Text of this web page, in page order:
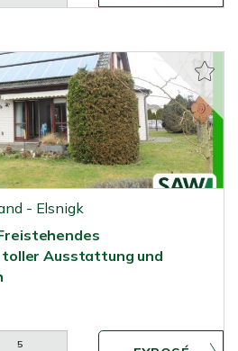
- Elsnigk
Freistehendes
toller Ausstattung und
5